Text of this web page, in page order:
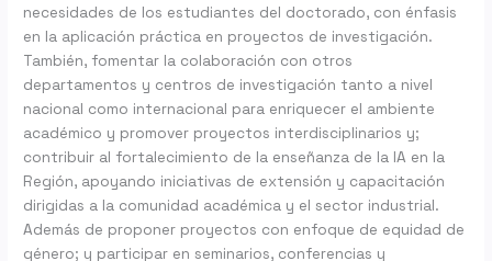
necesidades de los estudiantes del doctorado, con énfasis
en la aplicación práctica en proyectos de investigación.
También, fomentar la colaboración con otros
departamentos y centros de investigación tanto a nivel
nacional como internacional para enriquecer el ambiente
académico y promover proyectos interdisciplinarios y;
contribuir al fortalecimiento de la enseñanza de la IA en la
Región, apoyando iniciativas de extensión y capacitación
dirigidas a la comunidad académica y el sector industrial.
Además de proponer proyectos con enfoque de equidad de
género; y participar en seminarios, conferencias y